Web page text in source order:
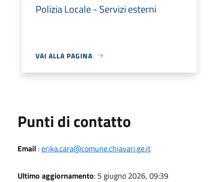
Polizia Locale - Servizi esterni
VAI ALLA PAGINA
Punti di contatto
Email :erika.cara@comune.chiavari.ge.it
Ultimo aggiornamento: 5 giugno 2026, 09:39